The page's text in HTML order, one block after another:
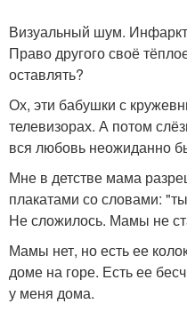
Визуальный шум. Инфаркт
Право другого своё
оставлять?
Ох, эти бабушки с
телевизорах. А потом
вся любовь неожиданно
Мне в детстве мама
плакатами со словами:
Не сложилось. Мамы не
Мамы нет, но есть ее
доме на горе. Есть ее
у меня дома.